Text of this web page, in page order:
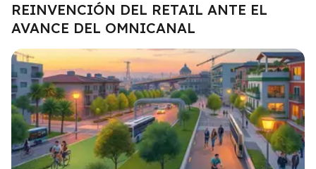
REINVENCIÓN DEL RETAIL ANTE EL
AVANCE DEL OMNICANAL